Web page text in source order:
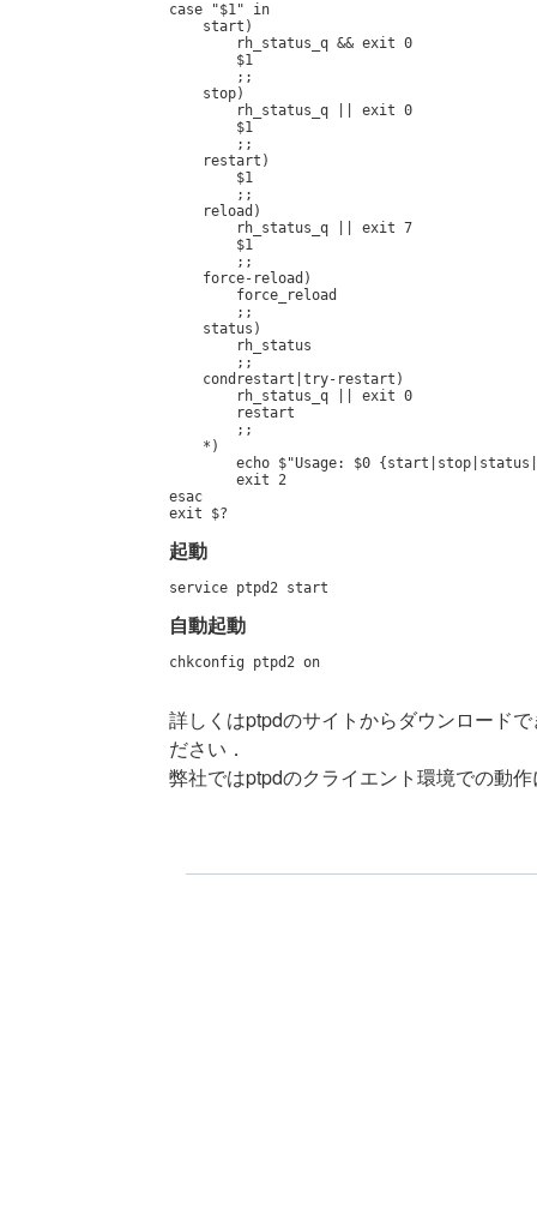
case "$1" in
    start)
        rh_status_q && exit 0
        $1
        ;;
    stop)
        rh_status_q || exit 0
        $1
        ;;
    restart)
        $1
        ;;
    reload)
        rh_status_q || exit 7
        $1
        ;;
    force-reload)
        force_reload
        ;;
    status)
        rh_status
        ;;
    condrestart|try-restart)
        rh_status_q || exit 0
        restart
        ;;
    *)
echo $"Usage: $0
        exit 2
esac
exit $?
起動
service ptpd2 start
自動起動
chkconfig ptpd2 on
詳しくはptpdのサイトからダウンロード
ださい．
弊社ではptpdのクライエント環境での動